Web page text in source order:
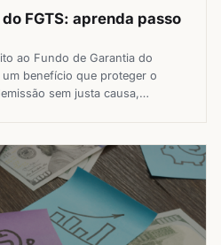
FGTS: aprenda passo
ao Fundo de Garantia do
benefício que proteger o
sem justa causa,
trabalhadores acompanharem
[…]